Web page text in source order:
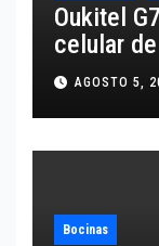
Oukitel
celular
10,600
AGOSTO 5,
Bocinas